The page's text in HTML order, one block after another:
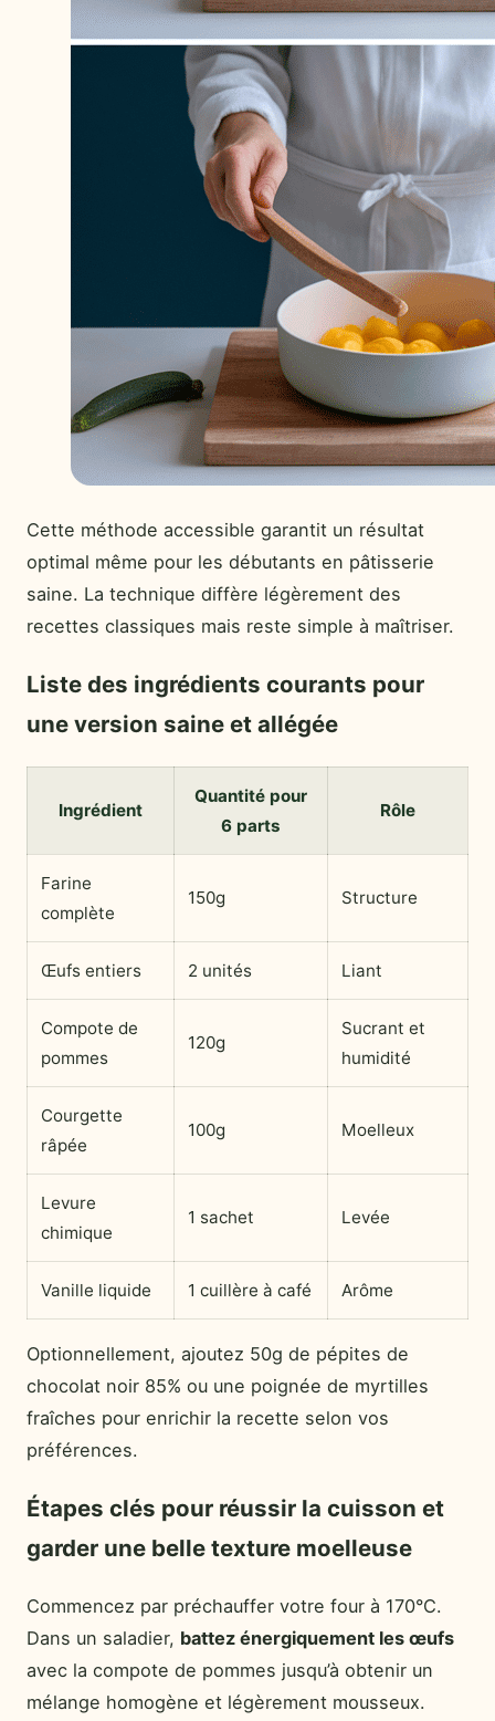
Cette méthode accessible garantit un résultat
optimal même pour les débutants en pâtisserie
saine. La technique diffère légèrement des
recettes classiques mais reste simple à maîtriser.
Liste des ingrédients courants pour
une version saine et allégée
Ingrédient
Quantité pour
6 parts
Rôle
Farine
complète
150g Structure
Œufs entiers 2 unités Liant
Compote de
pommes
120g
Sucrant et
humidité
Courgette
râpée
100g Moelleux
Levure
chimique
1 sachet Levée
Vanille liquide 1 cuillère à café Arôme
Optionnellement, ajoutez 50g de pépites de
chocolat noir 85% ou une poignée de myrtilles
fraîches pour enrichir la recette selon vos
préférences.
Étapes clés pour réussir la cuisson et
garder une belle texture moelleuse
Commencez par préchauffer votre four à 170°C.
Dans un saladier, battez énergiquement les œufs
avec la compote de pommes jusqu’à obtenir un
mélange homogène et légèrement mousseux.